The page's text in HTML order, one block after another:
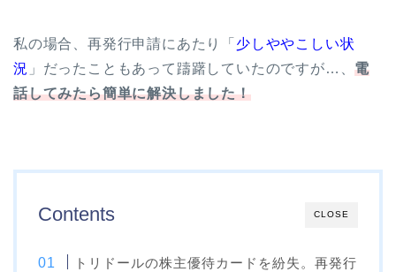
私の場合、再発行申請にあたり「 少しややこしい状
況 」だったこともあって躊躇していたのですが…、電
話してみたら簡単に解決しました！
CLOSE
Contents
トリドールの株主優待カードを紛失。再発行